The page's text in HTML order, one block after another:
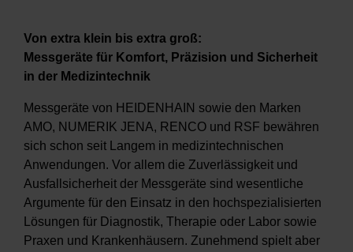
Von extra klein bis extra groß:
Messgeräte für Komfort, Präzision und Sicherheit
in der Medizintechnik
Messgeräte von HEIDENHAIN sowie den Marken
AMO, NUMERIK JENA, RENCO und RSF bewähren
sich schon seit Langem in medizintechnischen
Anwendungen. Vor allem die Zuverlässigkeit und
Ausfallsicherheit der Messgeräte sind wesentliche
Argumente für den Einsatz in den hochspezialisierten
Lösungen für Diagnostik, Therapie oder Labor sowie
Praxen und Krankenhäusern. Zunehmend spielt aber